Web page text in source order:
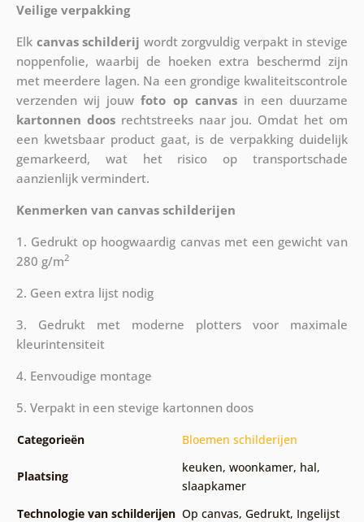
Veilige verpakking
Elk canvas schilderij wordt zorgvuldig verpakt in stevige
noppenfolie, waarbij de hoeken extra beschermd zijn
met meerdere lagen. Na een grondige kwaliteitscontrole
verzenden wij jouwfoto op canvasin een duurzame
kartonnen doosrechtstreeks naar jou. Omdat het om
een kwetsbaar product gaat, is de verpakking duidelijk
gemarkeerd, wat het risico op transportschade
aanzienlijk vermindert.
Kenmerken van canvas schilderijen
1. Gedrukt op hoogwaardig canvas met een gewicht van
280 g/m2
2. Geen extra lijst nodig
3. Gedrukt met moderne plotters voor maximale
kleurintensiteit
4. Eenvoudige montage
5. Verpakt in een stevige kartonnen doos
Categorieën Bloemen schilderijen
Plaatsing
keuken, woonkamer, hal,
slaapkamer
Technologie van schilderijen Op canvas, Gedrukt, Ingelijst